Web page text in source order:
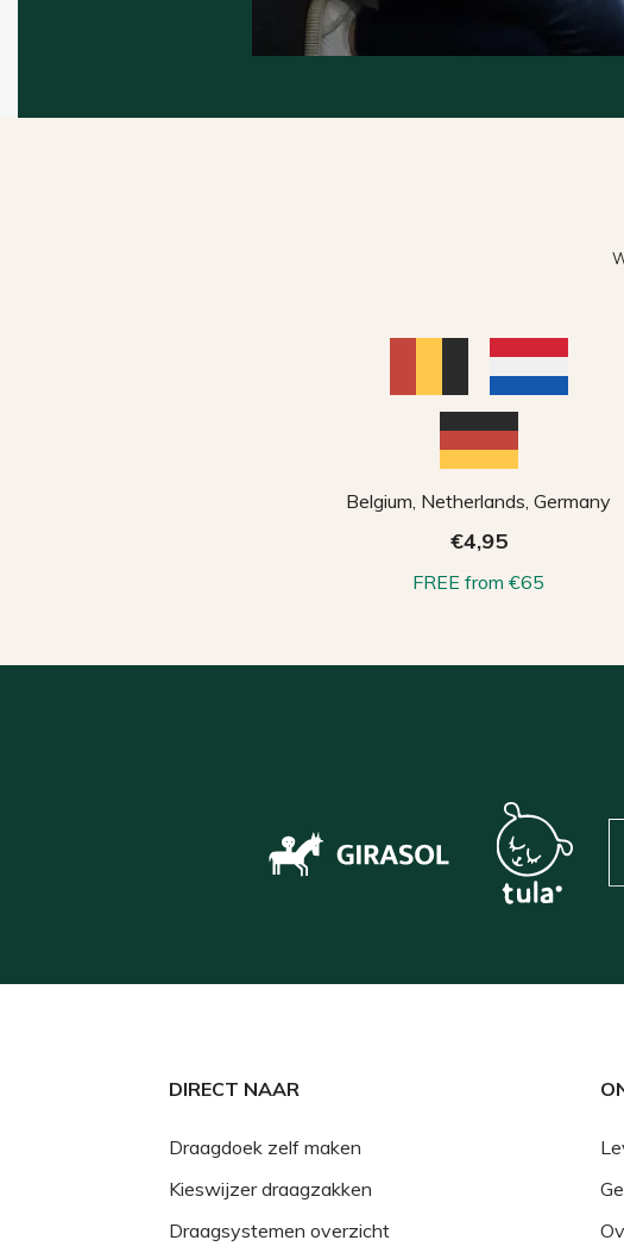
Belgium, Netherlands, Germany
€4,95
FREE from €65
DIRECT NAAR
Draagdoek zelf maken
Kieswijzer draagzakken
Draagsystemen overzicht